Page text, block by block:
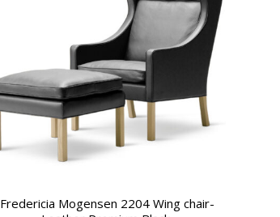
Fredericia Mogensen 2204 Wing chair-